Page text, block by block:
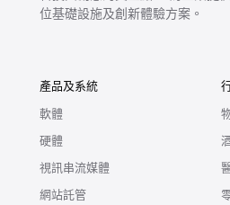
位基礎設施及創新體驗方案。
產品及系統
軟體
硬體
視訊串流媒體
網站託管